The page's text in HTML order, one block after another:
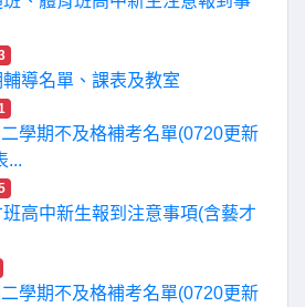
導名單、課表及教室
學期不及格補考名單(0720更新
...
高中新生報到注意事項(含藝才
學期不及格補考名單(0720更新